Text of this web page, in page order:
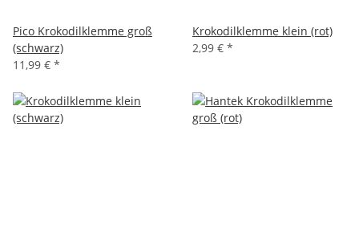
Pico Krokodilklemme groß
(schwarz)
11,99 € *
Krokodilklemme klein (rot)
2,99 € *